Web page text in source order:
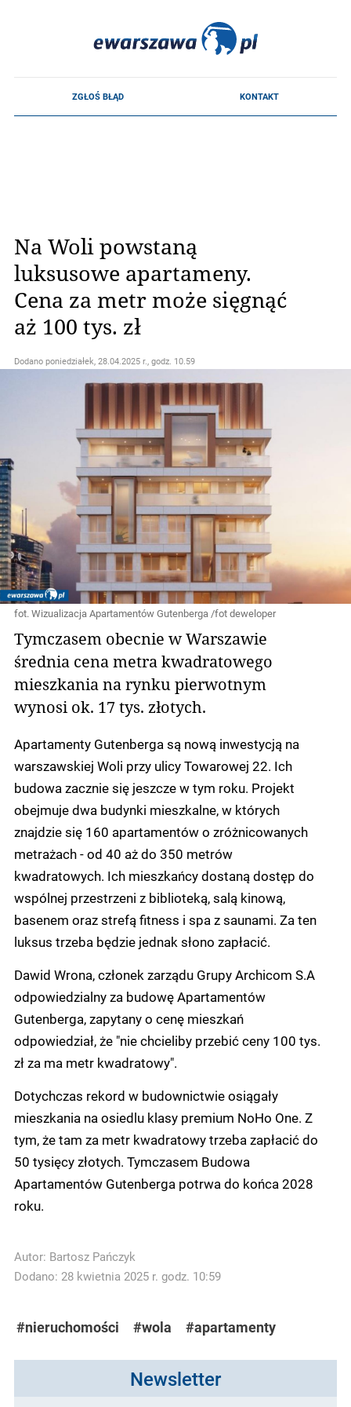
Na Woli powstaną
luksusowe apartameny.
Cena za metr może sięgnąć
aż 100 tys. zł
Dodano poniedziałek, 28.04.2025 r., godz. 10.59
fot. Wizualizacja Apartamentów Gutenberga /fot deweloper
Tymczasem obecnie w Warszawie
średnia cena metra kwadratowego
mieszkania na rynku pierwotnym
wynosi ok. 17 tys. złotych.
Apartamenty Gutenberga są nową inwestycją na
warszawskiej Woli przy ulicy Towarowej 22. Ich
budowa zacznie się jeszcze w tym roku. Projekt
obejmuje dwa budynki mieszkalne, w których
znajdzie się 160 apartamentów o zróżnicowanych
metrażach - od 40 aż do 350 metrów
kwadratowych. Ich mieszkańcy dostaną dostęp do
wspólnej przestrzeni z biblioteką, salą kinową,
basenem oraz strefą fitness i spa z saunami. Za ten
luksus trzeba będzie jednak słono zapłacić.
Dawid Wrona, członek zarządu Grupy Archicom S.A
odpowiedzialny za budowę Apartamentów
Gutenberga, zapytany o cenę mieszkań
odpowiedział, że "nie chcieliby przebić ceny 100 tys.
zł za ma metr kwadratowy".
Dotychczas rekord w budownictwie osiągały
mieszkania na osiedlu klasy premium NoHo One. Z
tym, że tam za metr kwadratowy trzeba zapłacić do
50 tysięcy złotych. Tymczasem Budowa
Apartamentów Gutenberga potrwa do końca 2028
roku.
Autor: Bartosz Pańczyk
Dodano: 28 kwietnia 2025 r. godz. 10:59
#nieruchomości #wola #apartamenty
Newsletter